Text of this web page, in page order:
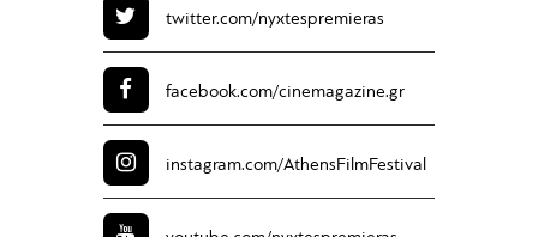
twitter.com/nyxtespremieras
facebook.com/cinemagazine.gr
instagram.com/AthensFilmFestival